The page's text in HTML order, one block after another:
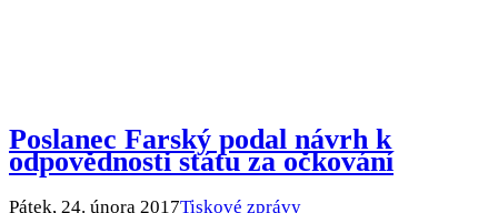
Poslanec Farský podal návrh k
odpovědnosti státu za očkování
Pátek, 24. února 2017Tiskové zprávy